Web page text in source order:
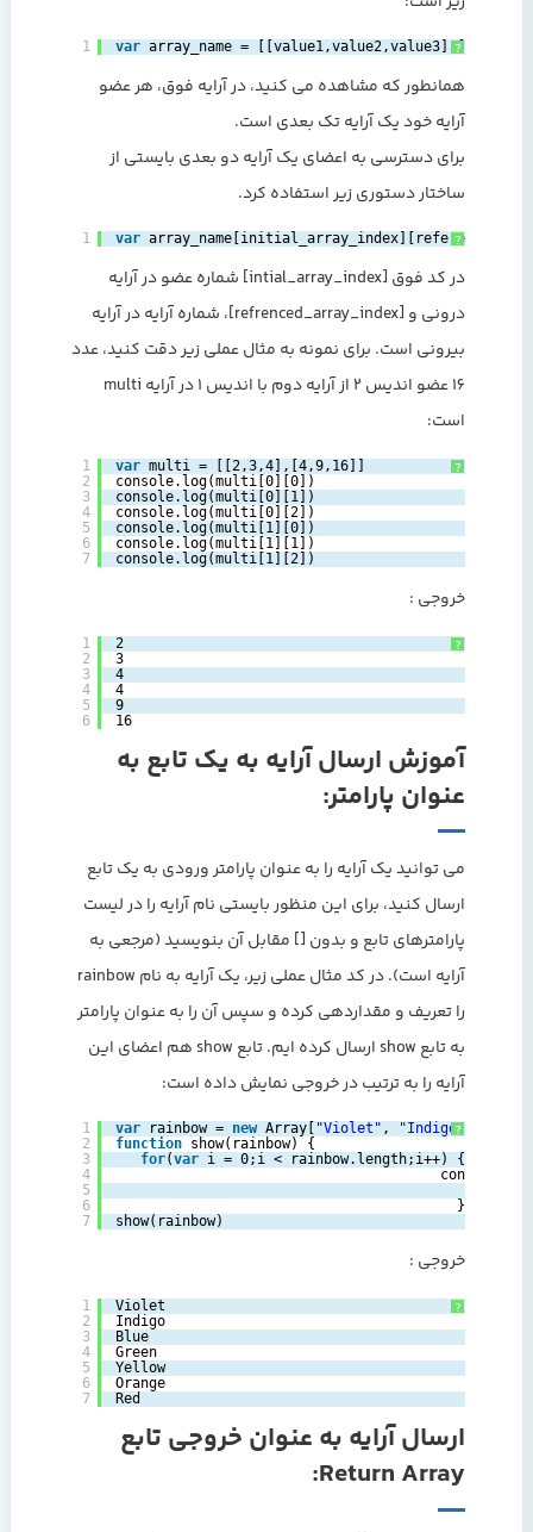
?
1 var array_name =
همانطور که مشاهده می کنید، در آرایه فوق، هر عضو
آرایه خود یک آرایه تک بعدی است.
برای دسترسی به اعضای یک آرایه دو بعدی بایستی از
ساختار دستوری زیر استفاده کرد.
?
1 var
در کد فوق [intial_array_index] شماره عضو در آرایه
درونی و [refrenced_array_index]، شماره آرایه در آرایه
بیرونی است. برای نمونه به مثال عملی زیر دقت کنید، عدد
16 عضو اندیس 2 از آرایه دوم با اندیس 1 در آرایه multi
است:
?
1
2
3
4
5
6
7
var multi = [[2,3,4],[4,9,16]]
console.log(multi[0][0])
console.log(multi[0][1])
console.log(multi[0][2])
console.log(multi[1][0])
console.log(multi[1][1])
console.log(multi[1][2])
خروجی :
?
1
2
3
4
5
6
2
3
4
4
9
16
آموزش ارسال آرایه به یک تابع به
عنوان پارامتر:
می توانید یک آرایه را به عنوان پارامتر ورودی به یک تابع
ارسال کنید، برای این منظور بایستی نام آرایه را در لیست
پارامترهای تابع و بدون [] مقابل آن بنویسید (مرجعی به
آرایه است). در کد مثال عملی زیر، یک آرایه به نام rainbow
را تعریف و مقداردهی کرده و سپس آن را به عنوان پارامتر
به تابع show ارسال کرده ایم. تابع show هم اعضای این
آرایه را به ترتیب در خروجی نمایش داده است:
?
1
2
3
4
5
6
7
var rainbow = new Array[ "Violet" , "Indigo"
function show(rainbow) {
for(var i = 0;i < rainbow.length;i++) {
}
show(rainbow)
خروجی :
?
1
2
3
4
5
6
7
Violet
Indigo
Blue
Green
Yellow
Orange
Red
ارسال آرایه به عنوان خروجی تابع
Return Array: